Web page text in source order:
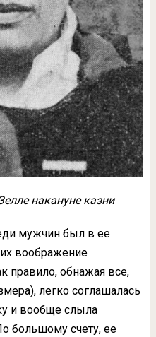
накануне казни
мужчин был в ее
воображение
правило, обнажая все,
легко соглашалась
и вообще слыла
большому счету, ее